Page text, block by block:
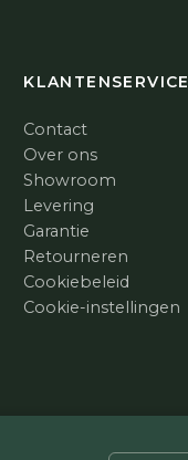
KLANTENSERVICE
Contact
Over ons
Showroom
Levering
Garantie
Retourneren
Cookiebeleid
Cookie-instellingen